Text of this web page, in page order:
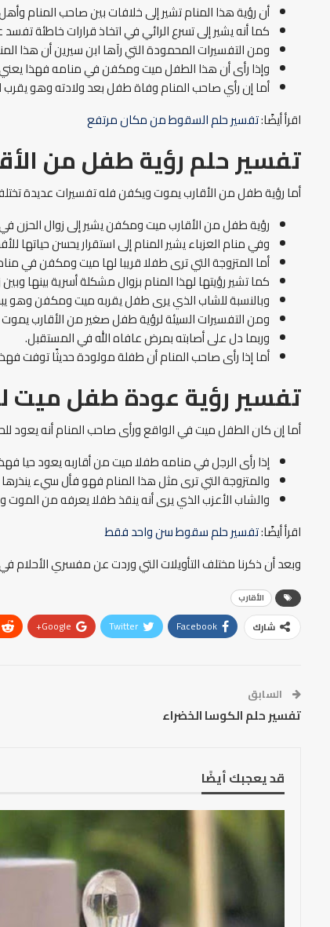
أن رؤية هذا المنام تشير إلى خلافات بين صاحب المنام
كما أنه يشير إلى تسرع الرائي في اتخاذ قرارات خاطئة تفسد
ومن التفسيرات المحمودة التي رآها ابن سيرين أن هذا
وإذا رأى أن هذا الطفل ميت ومكفن في منامه فهذا يعني
أما إن رأي صاحب المنام وفاة طفل بعد ولادته وهو
اقرأ أيضًا:تفسير حلم السقوط من مكان مرتفع
تفسير حلم رؤية طفل من
أما رؤية طفل من الأقارب يموت ويكفن فله تفسيرات عديدة
رؤية طفل من الأقارب ميت ومكفن يشير إلى زوال الحزن في
وفي منام العزباء يشير المنام إلى استقرار يحسن حياتها
أما المتزوجة التي ترى طفلا قريبا لها ميت ومكفن في
كما تشير رؤيتها لهذا المنام بزوال مشكلة أسرية بينها
وبالنسبة للشاب الذي يرى طفل يقربه ميت ومكفن وهو
ومن التفسيرات السيئة لرؤية طفل صغير من الأقارب
وربما دل على أصابته بمرض عافاه الله في المستقبل.
أما إذا رأى صاحب المنام أن طفلة مولودة حديثًا توفت
تفسير رؤية عودة طفل ميت
أما إن كان الطفل ميت في الواقع ورأى صاحب المنام أنه يعود
إذا رأى الرجل في منامه طفلا ميت من أقاربه يعود حيا
والمتزوجة التي ترى مثل هذا المنام فهو فأل سيء
والشاب الأعزب الذي يرى أنه ينقذ طفلا يعرفه من
اقرأ أيضًا:تفسير حلم سقوط سن واحد فقط
وبعد أن ذكرنا مختلف التأويلات التي وردت عن مفسري الأحلام
الأقارب
شارك Facebook
Twitter
Google+
السابق
تفسير حلم الكوسا الخضراء
قد يعجبك أيضًا